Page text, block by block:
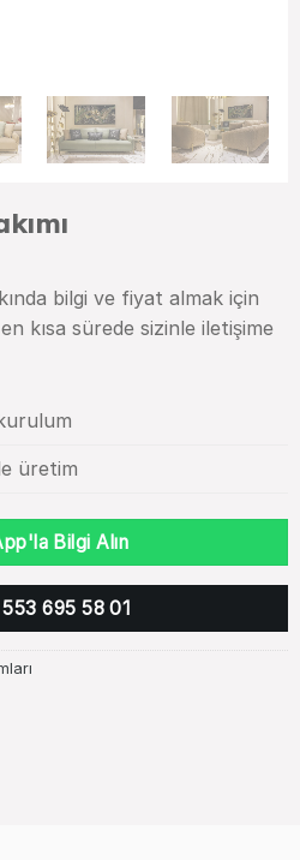
bilgi ve fiyat almak için
kısa sürede sizinle iletişime
üretim
Bilgi Alın
695 58 01